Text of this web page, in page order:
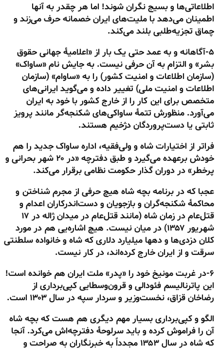
اطلاعاتی‌ها و بسیج نگران شوند! اما هر چقدر به آنها
اطمینان می‌دهد با ملیت‌های ایران خصمانه حرف می‌زند و
چماق تجزیه‌طلبی بلند می‌کند.
۵-آگاهانه و به عمد حتی یک بار از «اعلامیهٔ جهانی حقوق
بشر» و التزام به آن حرفی نیست. به جایش نام «ساواک»
(سازمان اطلاعات و امنیت کشور) را به «ساوام» (سازمان
اطلاعات و امنیت ملی) تغییر داده و می‌گوید ایرانی‌های
متخصص برای این کار را از خارج کشور با خود به ایران
می‌آورد. منظورش تتمهٔ ساواکی‌های شکنجه‌گر مانند پرویز
ثابتی یا دست‌پروردگان دژخیم هستند.
فراتر از اختیارات شاه و ولی‌فقیه، اداره ساواک جدید را هم
خودش برعهده می‌گیرد و طبق دفترچه «در ۲۰ شهر بحرانی و
پرخطر» در دوران گذار حکومت نظامی برقرار می‌کند.
عجبا که در برنامه بچه شاه هیچ حرفی از مجرم شناختن و
محاکمهٔ شکنجه‌گران و بازجویان و دست‌اندرکاران اعدام و
قتل‌عام در زمان شاه (مانند قتل‌عام در میدان ژاله در ۱۷
شهریور ۱۳۵۷) در میان نیست. هیچ اشاره‌یی هم در مورد
کلان دزدی‌ها و دهها میلیارد دلاری که شاه و خانواده سلطنتی
سرقت و از ایران خارج کرده‌اند، در کار نیست.
۶-در غربت مونیخ خود را «پدر» ملت ایران هم خوانده است!
این پاترنالیسم فئودالی و قرون‌وسطایی کپی‌برداری از
رضاخان قزاق، نخست‌وزیر و سردار سپه در سال ۱۳۰۳ است.
الگو و کپی‌برداری بسیار مهم دیگری هم هست که بچه شاه
آن را فراموش کرده و باید سرلوحهٔ دفترچه‌اش می‌کرد. آنجا
که شاه در سال ۱۳۵۳ مجدداً به خبرنگاران به صراحت و